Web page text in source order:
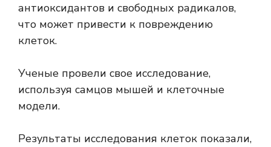
антиоксидантов и свободных радикалов,
что может привести к повреждению
клеток.
Ученые провели свое исследование,
используя самцов мышей и клеточные
модели.
Результаты исследования клеток показали,